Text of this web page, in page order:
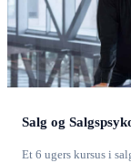
Salg og
Et 6 ugers kursus i